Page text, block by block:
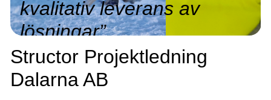
kvalitativ leverans av
lösningar”
Structor Projektledning
Dalarna AB